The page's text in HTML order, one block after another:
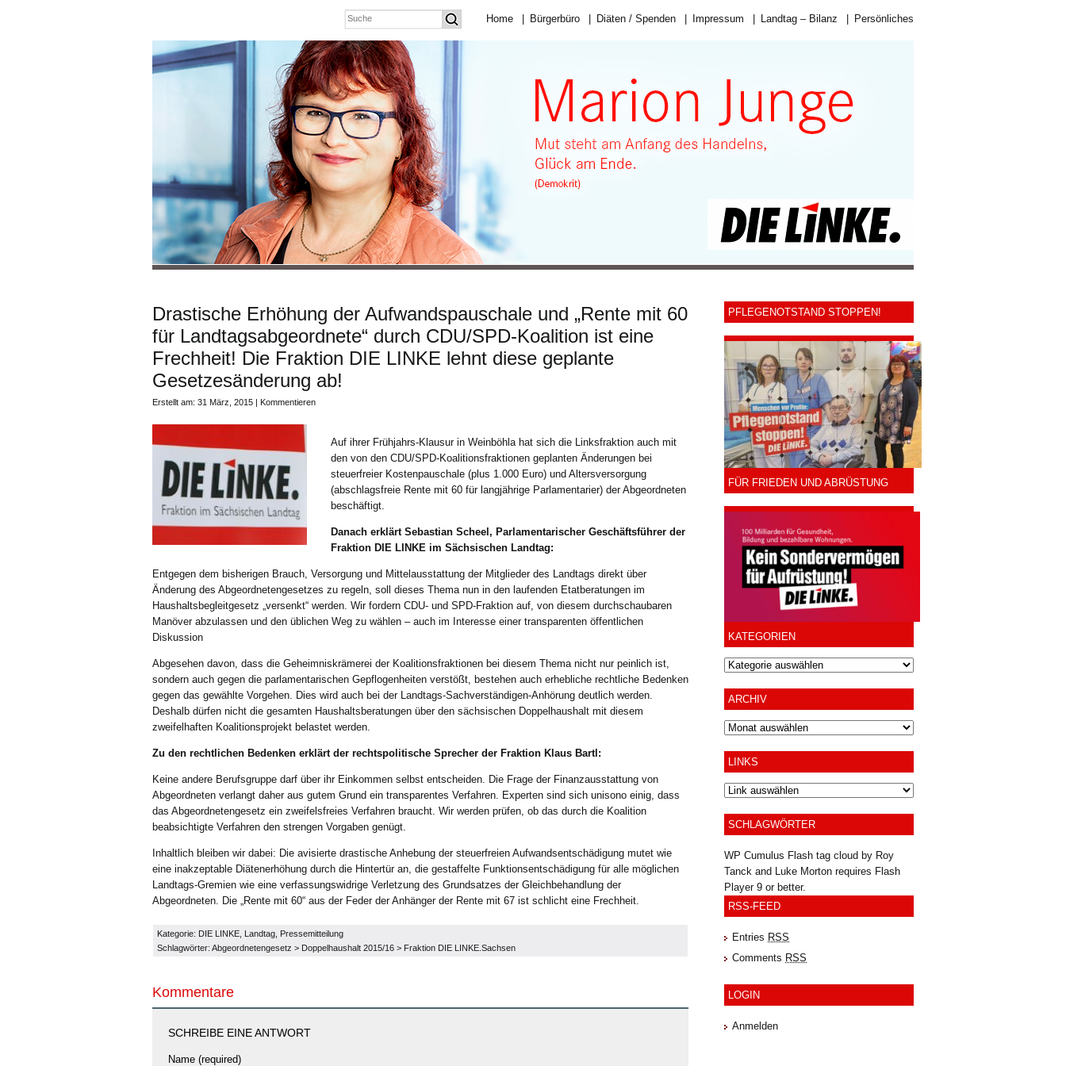
Home Bürgerbüro Diäten / Spenden Impressum Landtag – Bilanz Persönliches
Drastische Erhöhung der Aufwandspauschale und „Rente mit 60
für Landtagsabgeordnete“ durch CDU/SPD-Koalition ist eine
Frechheit! Die Fraktion DIE LINKE lehnt diese geplante
Gesetzesänderung ab!
Erstellt am: 31 März, 2015 | Kommentieren
Auf ihrer Frühjahrs-Klausur in Weinböhla hat sich die Linksfraktion auch mit
den von den CDU/SPD-Koalitionsfraktionen geplanten Änderungen bei
steuerfreier Kostenpauschale (plus 1.000 Euro) und Altersversorgung
(abschlagsfreie Rente mit 60 für langjährige Parlamentarier) der Abgeordneten
beschäftigt.
Danach erklärt Sebastian Scheel, Parlamentarischer Geschäftsführer der
Fraktion DIE LINKE im Sächsischen Landtag:
Entgegen dem bisherigen Brauch, Versorgung und Mittelausstattung der Mitglieder des Landtags direkt über
Änderung des Abgeordnetengesetzes zu regeln, soll dieses Thema nun in den laufenden Etatberatungen im
Haushaltsbegleitgesetz „versenkt“ werden. Wir fordern CDU- und SPD-Fraktion auf, von diesem durchschaubaren
Manöver abzulassen und den üblichen Weg zu wählen – auch im Interesse einer transparenten öffentlichen
Diskussion
Abgesehen davon, dass die Geheimniskrämerei der Koalitionsfraktionen bei diesem Thema nicht nur peinlich ist,
sondern auch gegen die parlamentarischen Gepflogenheiten verstößt, bestehen auch erhebliche rechtliche Bedenken
gegen das gewählte Vorgehen. Dies wird auch bei der Landtags-Sachverständigen-Anhörung deutlich werden.
Deshalb dürfen nicht die gesamten Haushaltsberatungen über den sächsischen Doppelhaushalt mit diesem
zweifelhaften Koalitionsprojekt belastet werden.
Zu den rechtlichen Bedenken erklärt der rechtspolitische Sprecher der Fraktion Klaus Bartl:
Keine andere Berufsgruppe darf über ihr Einkommen selbst entscheiden. Die Frage der Finanzausstattung von
Abgeordneten verlangt daher aus gutem Grund ein transparentes Verfahren. Experten sind sich unisono einig, dass
das Abgeordnetengesetz ein zweifelsfreies Verfahren braucht. Wir werden prüfen, ob das durch die Koalition
beabsichtigte Verfahren den strengen Vorgaben genügt.
Inhaltlich bleiben wir dabei: Die avisierte drastische Anhebung der steuerfreien Aufwandsentschädigung mutet wie
eine inakzeptable Diätenerhöhung durch die Hintertür an, die gestaffelte Funktionsentschädigung für alle möglichen
Landtags-Gremien wie eine verfassungswidrige Verletzung des Grundsatzes der Gleichbehandlung der
Abgeordneten. Die „Rente mit 60“ aus der Feder der Anhänger der Rente mit 67 ist schlicht eine Frechheit.
Kategorie: DIE LINKE Landtag Pressemitteilung
Schlagwörter: Abgeordnetengesetz > Doppelhaushalt 2015/16 > Fraktion DIE LINKE.Sachsen
Kommentare
SCHREIBE EINE ANTWORT
Name (required)
PFLEGENOTSTAND STOPPEN!
FÜR FRIEDEN UND ABRÜSTUNG
KATEGORIEN
ARCHIV
Archiv
LINKS
SCHLAGWÖRTER
WP Cumulus Flash tag cloud by Roy
Tanck and Luke Morton requires Flash
Player9 or better.
RSS-FEED
Entries RSS
Comments RSS
LOGIN
Anmelden